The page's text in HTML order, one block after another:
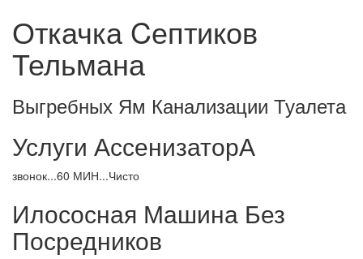
Откачка Cептиков
Тельмана
Выгребных Ям Канализации Туалета
Услуги АссенизаторА
звонок...60 МИН...Чисто
Илососная Машина Без
Посредников